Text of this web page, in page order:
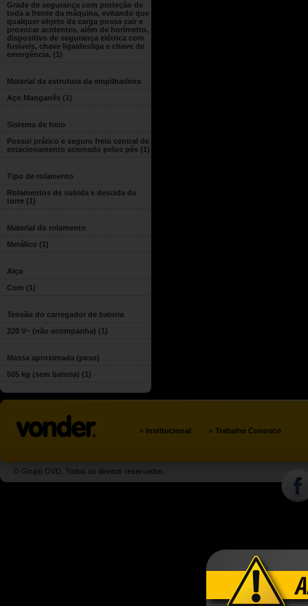
Grade de segurança com proteção de
toda a frente da máquina, evitando que
qualquer objeto da carga possa cair e
provocar acidentes, além de horímetro,
dispositivo de segurança elétrica com
fusíveis, chave liga/desliga e chave de
emergência. (1)
Material da estrutura da empilhadeira
Aço Manganês (1)
Sistema de freio
Possui prático e seguro freio central de
estacionamento acionado pelos pés (1)
Tipo de rolamento
Rolamentos de subida e descida da
torre (1)
Material do rolamento
Metálico (1)
Alça
Com (1)
Tensão do carregador de bateria
220 V~ (não acompanha) (1)
Massa aproximada (peso)
505 kg (sem bateria) (1)
» Institucional » Trabalhe Conosco
© Grupo OVD. Todos os direitos reservados.